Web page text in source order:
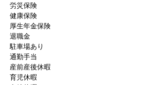
労災保険
健康保険
厚生年金保険
退職金
駐車場あり
通勤手当
産前産後休暇
育児休暇